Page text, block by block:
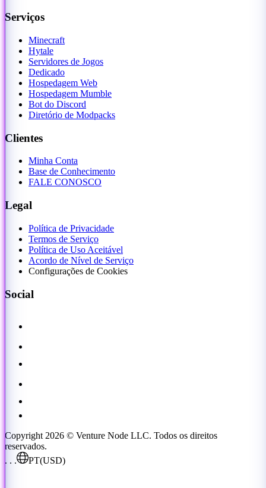
Serviços
Minecraft
Hytale
Servidores de Jogos
Dedicado
Hospedagem Web
Hospedagem Mumble
Bot do Discord
Diretório de Modpacks
Clientes
Minha Conta
Base de Conhecimento
FALE CONOSCO
Legal
Política de Privacidade
Termos de Serviço
Política de Uso Aceitável
Acordo de Nível de Serviço
Configurações de Cookies
Social
Copyright 2026 © Venture Node LLC. Todos os direitos
reservados.
. . .
PT(USD)